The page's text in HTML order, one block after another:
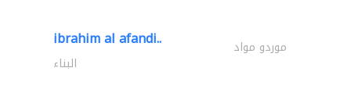
ibrahim al afandi.. موردو مواد
البناء